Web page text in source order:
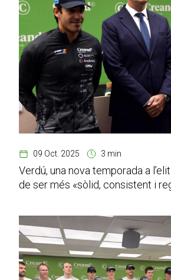
09 Oct. 2025 3 min
Verdú, una nova temporada a
de ser més «sòlid, consistent i